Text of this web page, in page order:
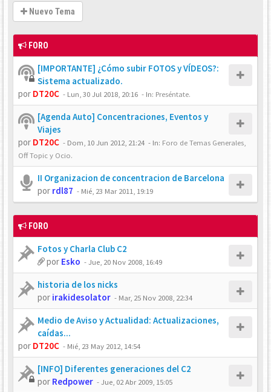
Nuevo Tema
FORO
[IMPORTANTE] ¿Cómo subir FOTOS y VÍDEOS?:
Sistema actualizado.
por DT20C - Lun, 30 Jul 2018, 20:16 - In: Preséntate.
[Agenda Auto] Concentraciones, Eventos y
Viajes
por DT20C - Dom, 10 Jun 2012, 21:24 - In: Foro de Temas Generales,
Off Topic y Ocio.
II Organizacion de concentracion de Barcelona
por rdl87 - Mié, 23 Mar 2011, 19:19
FORO
Fotos y Charla Club C2
por Esko -Jue, 20 Nov 2008, 16:49
historia de los nicks
por irakidesolator - Mar, 25 Nov 2008, 22:34
Medio de Aviso y Actualidad: Actualizaciones,
caídas...
por DT20C - Mié, 23 May 2012, 14:54
[INFO] Diferentes generaciones del C2
por Redpower -Jue, 02 Abr 2009, 15:05